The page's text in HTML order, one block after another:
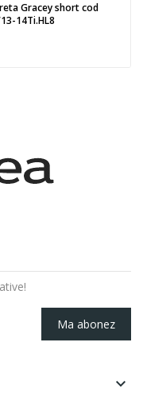
Gracey short cod
14Ti.HL8
Ma abonez
